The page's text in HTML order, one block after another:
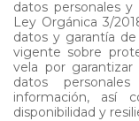
datos personales
Ley Orgánica 3/
datos y garantía
vigente sobre
vela por
datos
información, así
disponibilidad y